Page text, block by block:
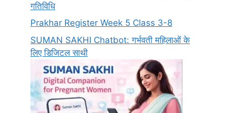
गतिविधि
Prakhar Register Week 5 Class 3-8
SUMAN SAKHI Chatbot: गर्भवती महिलाओं के
लिए डिजिटल साथी